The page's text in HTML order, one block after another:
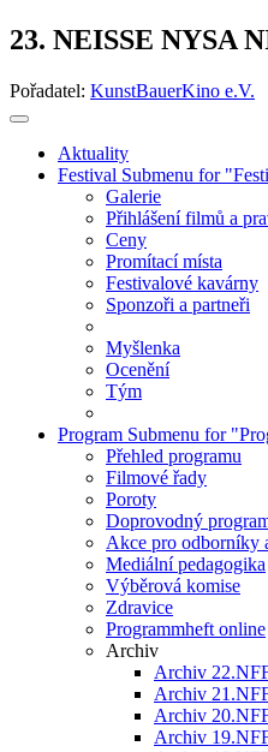
23. NEISSE NYSA
Pořadatel: KunstBauerKino e.V.
Aktuality
Festival Submenu for
Galerie
Přihlášení filmů a
Ceny
Promítací místa
Festivalové kavárny
Sponzoři a partneři
Myšlenka
Ocenění
Tým
Program Submenu for
Přehled programu
Filmové řady
Poroty
Doprovodný
Akce pro odborníky
Mediální pedagogika
Výběrová komise
Zdravice
Programmheft online
Archiv
Archiv
Archiv
Archiv
Archiv